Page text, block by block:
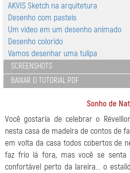
AKVIS Sketch na arquitetura
Desenho com pasteis
Um vídeo em um desenho animado
Desenho colorido
Vamos desenhar uma tulipa
SCREENSHOTS
BAIXAR O TUTORIAL PDF
Sonho de
Você gostaria de celebrar o
nesta casa de madeira de contos de
em volta da casa todos cobertos de
faz frio lá fora, mas você se senta
confortável perto da lareira... o